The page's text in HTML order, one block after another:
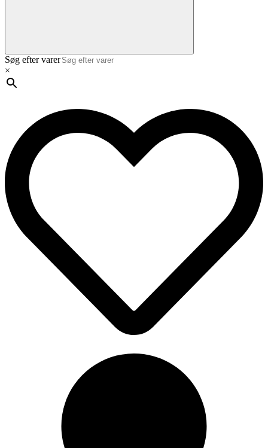
Søg efter varer
×